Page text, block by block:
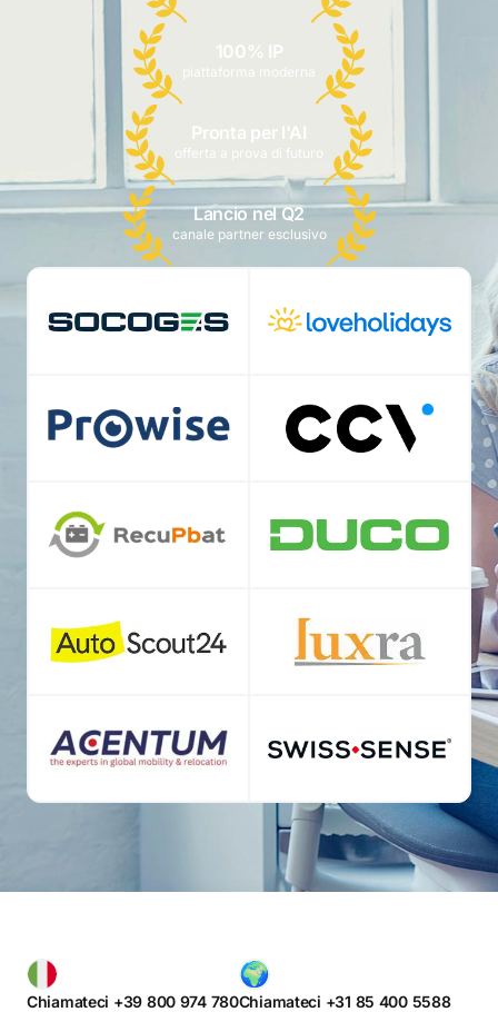
100% IP
piattaforma moderna
Pronta per l'AI
offerta a prova di futuro
Lancio nel Q2
canale partner esclusivo
Chiamateci +39 800 974 780Chiamateci +31 85 400 5588